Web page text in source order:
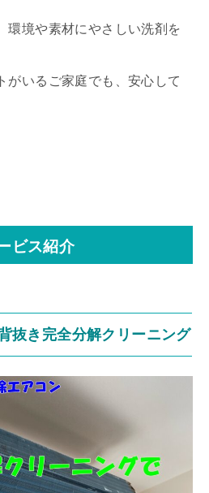
環境や素材にやさしい洗剤を
がいるご家庭でも、安心して
ビス紹介
抜き完全分解クリーニング